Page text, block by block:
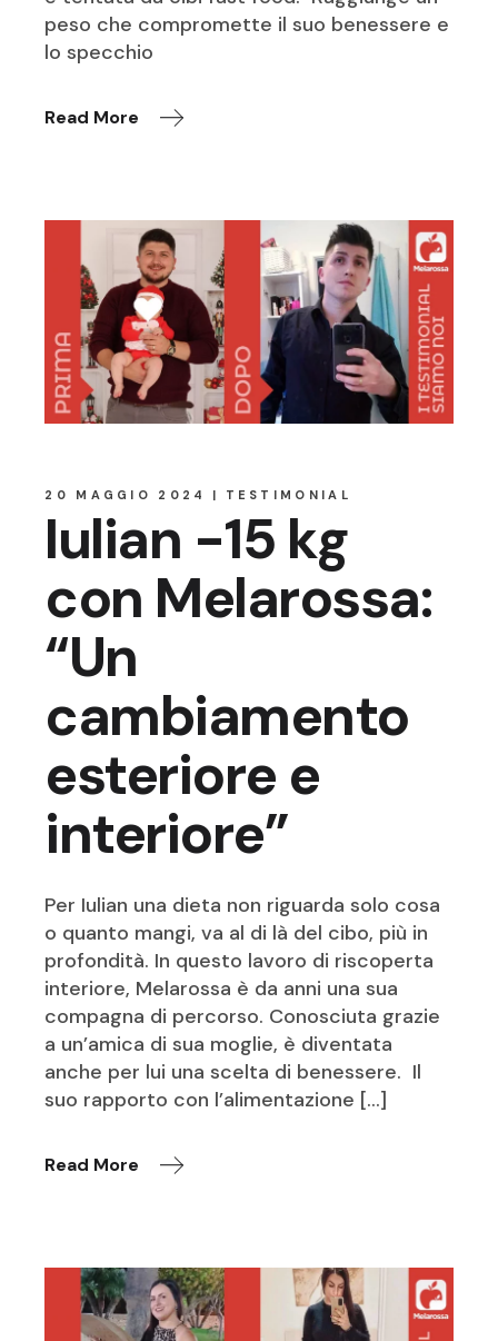
peso che compromette il suo benessere e
lo specchio
Read More
20 MAGGIO 2024 TESTIMONIAL
Iulian -15 kg
con Melarossa:
“Un
cambiamento
esteriore e
interiore”
Per Iulian una dieta non riguarda solo cosa
o quanto mangi, va al di là del cibo, più in
profondità. In questo lavoro di riscoperta
interiore, Melarossa è da anni una sua
compagna di percorso. Conosciuta grazie
a un’amica di sua moglie, è diventata
anche per lui una scelta di benessere. Il
suo rapporto con l’alimentazione […]
Read More